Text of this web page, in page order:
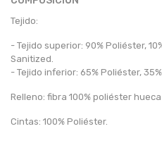
Tejido:
- Tejido superior: 90% Poliéster,
Sanitized.
- Tejido inferior: 65% Poliéster,
Relleno: fibra 100% poliéster
Cintas: 100% Poliéster.